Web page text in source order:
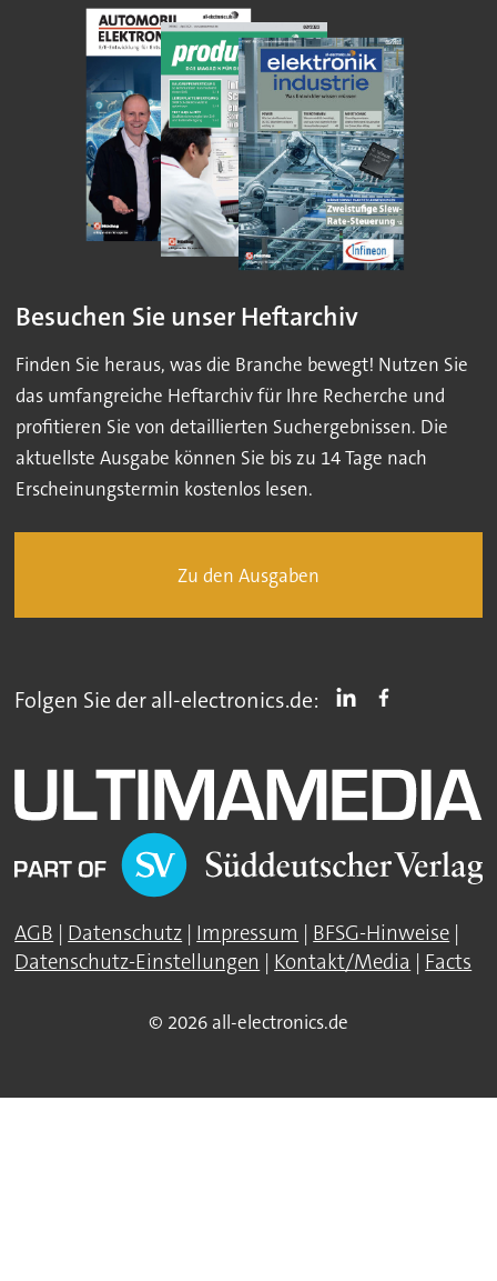
Besuchen Sie unser Heftarchiv
Finden Sie heraus, was die Branche bewegt! Nutzen Sie
das umfangreiche Heftarchiv für Ihre Recherche und
profitieren Sie von detaillierten Suchergebnissen. Die
aktuellste Ausgabe können Sie bis zu 14 Tage nach
Erscheinungstermin kostenlos lesen.
Zu den Ausgaben
Folgen Sie der all-electronics.de:
AGB | Datenschutz | Impressum | BFSG-Hinweise |
Datenschutz-Einstellungen | Kontakt/Media | Facts
© 2026 all-electronics.de